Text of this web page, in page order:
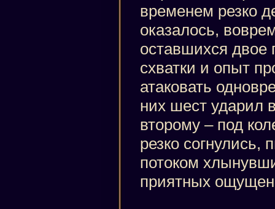
временем резко
оказалось,
оставшихся двое
схватки и опыт
атаковать
них шест ударил
второму – под
резко согнулись,
потоком
приятных